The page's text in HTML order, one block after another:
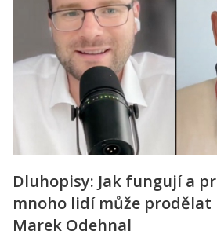
Dluhopisy: Jak fungují a
mnoho lidí může prodělat
Marek Odehnal